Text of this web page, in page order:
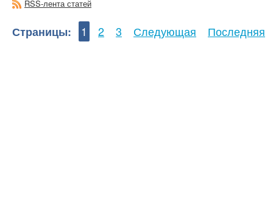
RSS-лента статей
Страницы: 1 2 3 Следующая Последняя